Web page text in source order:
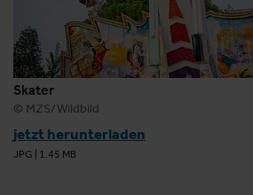
Skater
© MZS/Wildbild
jetzt herunterladen
JPG 1.45 MB